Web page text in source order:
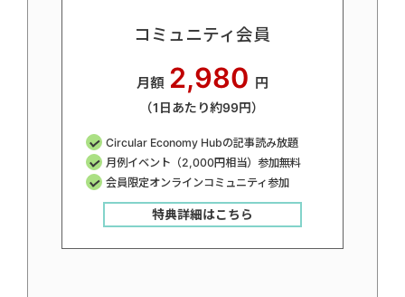
コミュニティ会員
月額 2,980 円
（1日あたり約99円）
Circular Economy Hubの記事読み放題
月例イベント（2,000円相当）参加無料
会員限定オンラインコミュニティ参加
特典詳細はこちら